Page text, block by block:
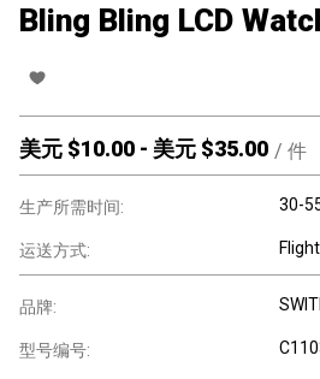
Bling Bling LCD
美元 $10.00 - 美元 $35.00 / 件
生产所需时间: 30-
运送方式:
品牌:
型号编号: